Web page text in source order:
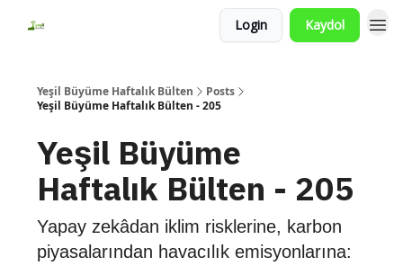
Login Kaydol
Yeşil Büyüme Haftalık Bülten
Posts
Yeşil Büyüme Haftalık Bülten - 205
Yeşil Büyüme
Haftalık Bülten - 205
Yapay zekâdan iklim risklerine, karbon
piyasalarından havacılık emisyonlarına: